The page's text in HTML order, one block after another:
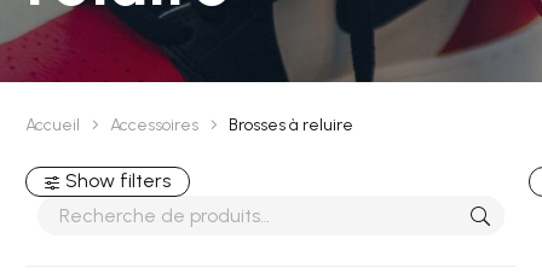
Accueil Accessoires Brosses à reluire
Show filters